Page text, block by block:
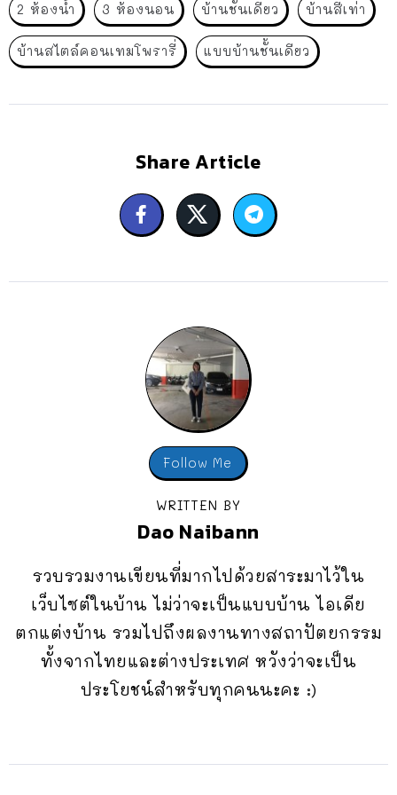
2 ห้องน้ำ 3 ห้องนอน บ้านชั้นเดียว บ้านสีเท่า
บ้านสไตล์คอนเทมโพรารี่ แบบบ้านชั้นเดียว
Share Article
Follow Me
WRITTEN BY
Dao Naibann
รวบรวมงานเขียนที่มากไปด้วยสาระมาไว้ใน
เว็บไซต์ในบ้าน ไม่ว่าจะเป็นแบบบ้าน ไอเดีย
ตกแต่งบ้าน รวมไปถึงผลงานทางสถาปัตยกรรม
ทั้งจากไทยและต่างประเทศ หวังว่าจะเป็น
ประโยชน์สำหรับทุกคนนะคะ :)